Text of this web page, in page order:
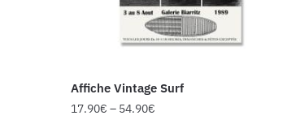
Affiche Vintage Surf
17.90€ – 54.90€